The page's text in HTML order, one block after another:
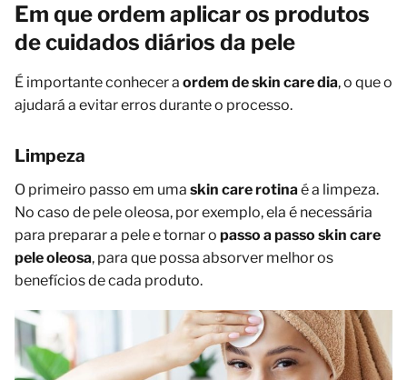
Em que ordem aplicar os produtos
de cuidados diários da pele
É importante conhecer a ordem de skin care dia, o que o
ajudará a evitar erros durante o processo.
Limpeza
O primeiro passo em uma skin care rotinaé a limpeza.
No caso de pele oleosa, por exemplo, ela é necessária
para preparar a pele e tornar o passo a passo skin care
pele oleosa, para que possa absorver melhor os
benefícios de cada produto.